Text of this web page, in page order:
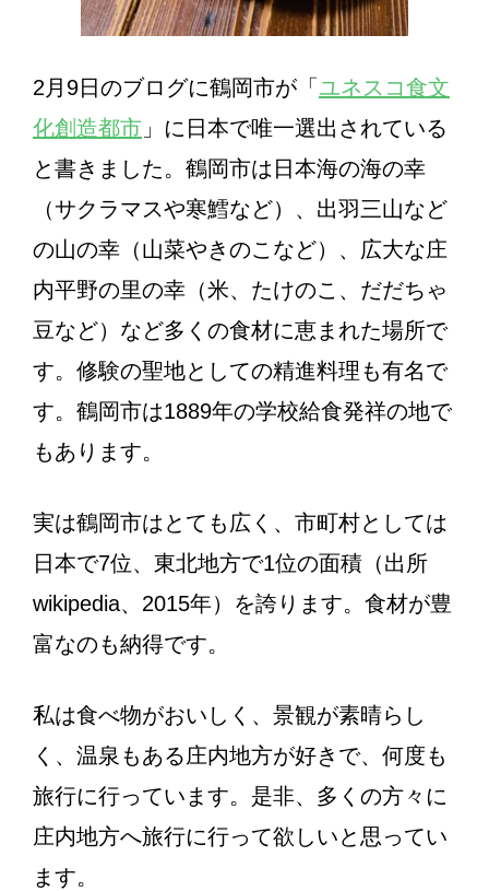
2月9日のブログに鶴岡市が「 ユネスコ食文
化創造都市 」に日本で唯一選出されている
と書きました。鶴岡市は日本海の海の幸
（サクラマスや寒鱈など）、出羽三山など
の山の幸（山菜やきのこなど）、広大な庄
内平野の里の幸（米、たけのこ、だだちゃ
豆など）など多くの食材に恵まれた場所で
す。修験の聖地としての精進料理も有名で
す。鶴岡市は1889年の学校給食発祥の地で
もあります。
実は鶴岡市はとても広く、市町村としては
日本で7位、東北地方で1位の面積（出所
wikipedia、2015年）を誇ります。食材が豊
富なのも納得です。
私は食べ物がおいしく、景観が素晴らし
く、温泉もある庄内地方が好きで、何度も
旅行に行っています。是非、多くの方々に
庄内地方へ旅行に行って欲しいと思ってい
ます。